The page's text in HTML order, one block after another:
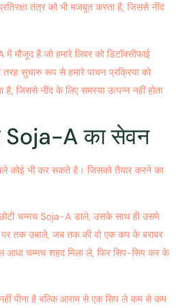
तंत्र को भी मजबूत करता है, जिससे नींद
मौजूद है जो हमारे लिवर को डिटॉक्सीफाई
सुचारु रूप से हमारे पाचन प्रक्रिया को
जिससे नींद के लिए समस्या उत्पन्न नहीं होता
Soja-A का सेवन
कोई भी कर सकते है। जिसको तैयार करने का
चम्मच Soja-A डाले, उसके साथ ही उसमे
पर तक उबाले, जब तक की वो एक कप के बराबर
आधा चम्मच शहद मिला ले, फिर सिप-सिप कर के
पीना है बल्कि आराम से एक सिप ले कम से कम